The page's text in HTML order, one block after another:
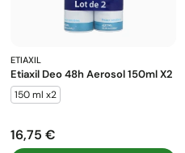
ETIAXIL
Etiaxil Deo 48h Aerosol 150ml X2
150 ml x2
Prix
16,75 €